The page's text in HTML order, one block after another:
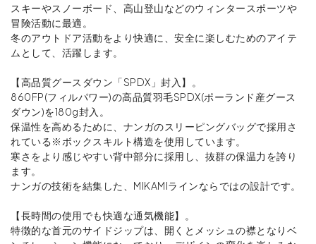
スキーやスノーボード、高山登山などのウィンタースポーツや
冒険活動に最適。
冬のアウトドア活動をより快適に、安全に楽しむためのアイテ
ムとして、活躍します。
【高品質グースダウン「SPDX」封入】。
860FP(フィルパワー)の高品質羽毛SPDX(ポーランド産グース
ダウン)を180g封入。
保温性を高めるために、ナンガのスリーピングバッグで採用さ
れている※ボックスキルト構造を使用しています。
寒さをより感じやすい背中部分に採用し、抜群の保温力を誇り
ます。
ナンガの技術を結集した、MIKAMIラインならではの設計です。
【長時間の使用でも快適な通気機能】。
特徴的な首元のサイドジップは、開くとメッシュの襟となりベ